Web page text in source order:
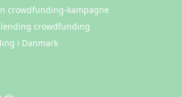
crowdfunding-kampagne
crowdfunding
i Danmark